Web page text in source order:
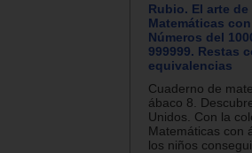
Rubio. El arte de
Matemáticas
Números del
999999. Restas
equivalencias
Cuaderno de
ábaco 8.
Unidos. Con la
Matemáticas con
los niños